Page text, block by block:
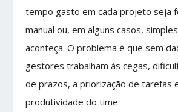
tempo gasto em cada projeto seja
manual ou, em alguns casos,
aconteça. O problema é que sem
gestores trabalham às cegas,
de prazos, a priorização de tarefas
produtividade do time.